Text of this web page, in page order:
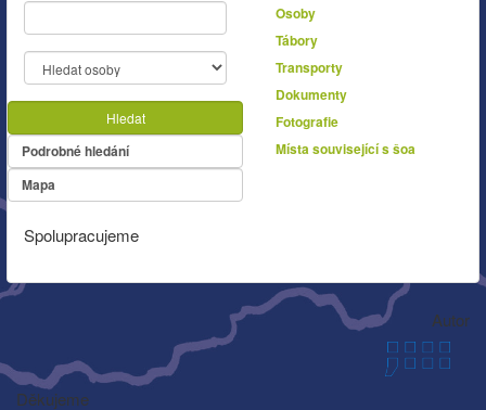
Hledat
Podrobné hledání
Mapa
Osoby
Tábory
Transporty
Dokumenty
Fotografie
Místa související s šoa
Spolupracujeme
Autor
Děkujeme